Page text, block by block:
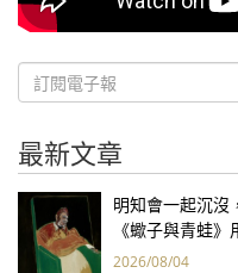
最新文章
明知會一起沉沒
《蠍子與青蛙
2026/08/04